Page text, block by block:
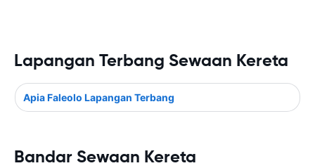
Lapangan Terbang Sewaan Kereta
Apia Faleolo Lapangan Terbang
Bandar Sewaan Kereta